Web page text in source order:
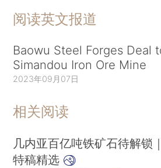
阅读英文报道
Baowu Steel Forges Deal
Simandou Iron Ore Mine
2023年09月07日
相关阅读
几内亚百亿吨铁矿石待解锁｜
特稿精选